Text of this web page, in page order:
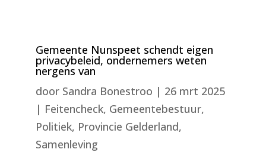
Gemeente Nunspeet schendt eigen
privacybeleid, ondernemers weten
nergens van
door Sandra Bonestroo | 26 mrt 2025
| Feitencheck, Gemeentebestuur,
Politiek, Provincie Gelderland,
Samenleving